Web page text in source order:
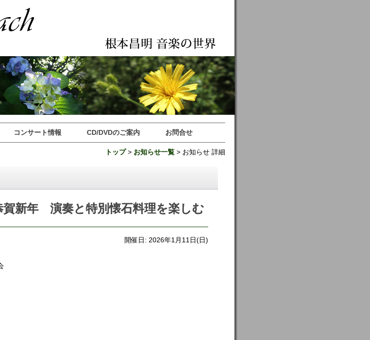
コンサート情報 CD/DVDのご案内 お問合せ
トップ> お知らせ一覧 > お知らせ 詳細
新年 演奏と特別懐石料理を楽しむ
開催日: 2026年1月11日(日)